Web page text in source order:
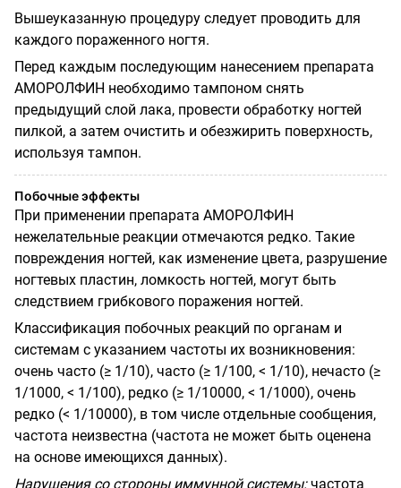
Вышеуказанную процедуру следует проводить для
каждого пораженного ногтя.
Перед каждым последующим нанесением препарата
АМОРОЛФИН необходимо тампоном снять
предыдущий слой лака, провести обработку ногтей
пилкой, а затем очистить и обезжирить поверхность,
используя тампон.
Побочные эффекты
При применении препарата АМОРОЛФИН
нежелательные реакции отмечаются редко. Такие
повреждения ногтей, как изменение цвета, разрушение
ногтевых пластин, ломкость ногтей, могут быть
следствием грибкового поражения ногтей.
Классификация побочных реакций по органам и
системам с указанием частоты их возникновения:
очень часто (≥ 1/10), часто (≥ 1/100, < 1/10), нечасто (≥
1/1000, < 1/100), редко (≥ 1/10000, < 1/1000), очень
редко (< 1/10000), в том числе отдельные сообщения,
частота неизвестна (частота не может быть оценена
на основе имеющихся данных).
Нарушения со стороны иммунной системы:частота